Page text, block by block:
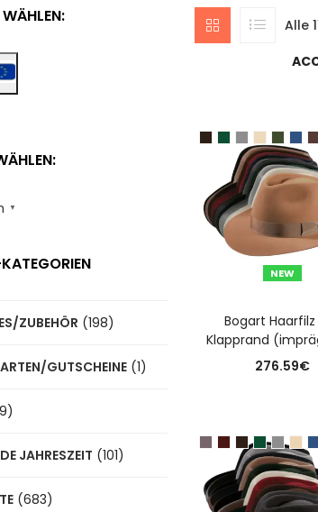
Alle
NEW
Bogart
Klapprand
276.59€
▼
ZUBEHÖR (198)
GUTSCHEINE (1)
JAHRESZEIT (101)
(683)